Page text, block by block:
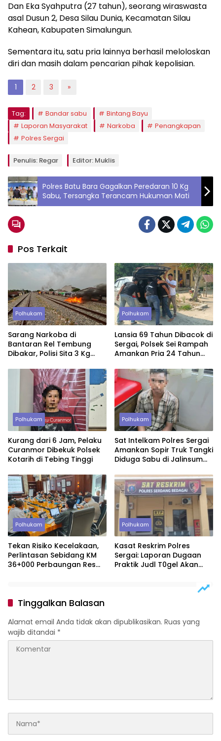
Dan Eka Syahputra (27 tahun), seorang wiraswasta
asal Dusun 2, Desa Silau Dunia, Kecamatan Silau
Kahean, Kabupaten Simalungun.
Sementara itu, satu pria lainnya berhasil meloloskan
diri dan masih dalam pencarian pihak kepolisian.
1 2 3 »
Tag: Bandar sabu
Bintang Bayu
Laporan Masyarakat
Narkoba
Penangkapan
Polres Sergai
Penulis: Regar Editor: Muklis
Polres Batu Bara Gagalkan Peredaran 10 Kg
Sabu, Tersangka Terancam Hukuman Mati
Pos Terkait
Polhukam
Sarang Narkoba di
Bantaran Rel Tembung
Dibakar, Polisi Sita 3 Kg
Polhukam
Lansia 69 Tahun Dibacok di
Sergai, Polsek Sei Rampah
Amankan Pria 24 Tahun
Polhukam
Kurang dari 6 Jam, Pelaku
Curanmor Dibekuk Polsek
Kotarih di Tebing Tinggi
Polhukam
Sat Intelkam Polres Sergai
Amankan Sopir Truk Tangki
Diduga Sabu di Jalinsum
Polhukam
Tekan Risiko Kecelakaan,
Perlintasan Sebidang KM
36+000 Perbaungan Resmi
Polhukam
Kasat Reskrim Polres
Sergai: Laporan Dugaan
Praktik Judl T0gel Akan
Tinggalkan Balasan
Alamat email Anda tidak akan dipublikasikan. Ruas yang
wajib ditandai *